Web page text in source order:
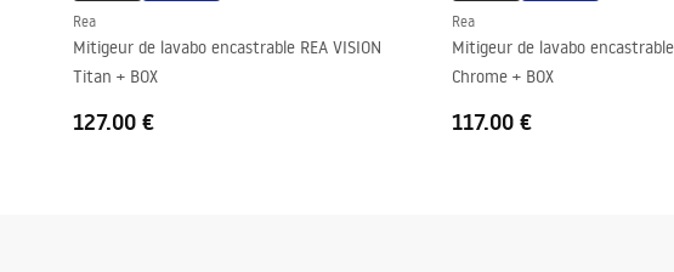
Rea
Mitigeur de lavabo encastrable REA VISION
Titan + BOX
127.00 €
Rea
Mitigeur de lavabo encastrable
Chrome + BOX
117.00 €